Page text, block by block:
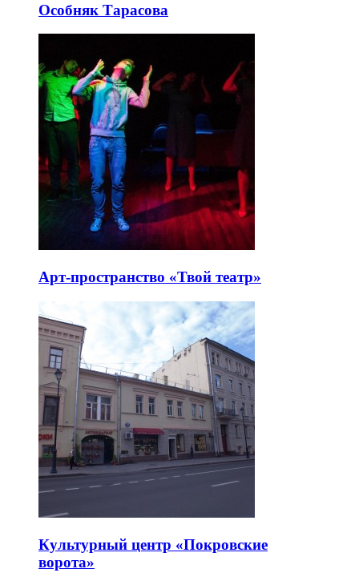
Особняк Тарасова
Арт-пространство «Твой театр»
Культурный центр «Покровские
ворота»